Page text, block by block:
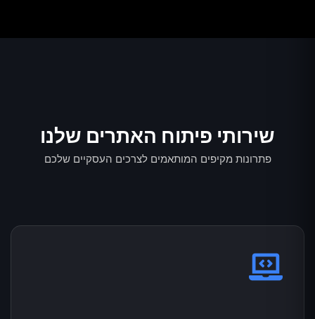
שירותי פיתוח האתרים שלנו
פתרונות מקיפים המותאמים לצרכים העסקיים שלכם